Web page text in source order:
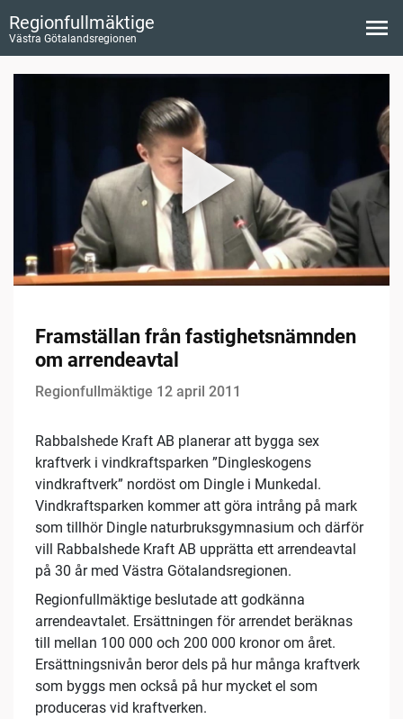
Regionfullmäktige
Västra Götalandsregionen
Framställan från fastighetsnämnden
om arrendeavtal
Regionfullmäktige 12 april 2011
Rabbalshede Kraft AB planerar att bygga sex
kraftverk i vindkraftsparken ”Dingleskogens
vindkraftverk” nordöst om Dingle i Munkedal.
Vindkraftsparken kommer att göra intrång på mark
som tillhör Dingle naturbruksgymnasium och därför
vill Rabbalshede Kraft AB upprätta ett arrendeavtal
på 30 år med Västra Götalandsregionen.
Regionfullmäktige beslutade att godkänna
arrendeavtalet. Ersättningen för arrendet beräknas
till mellan 100 000 och 200 000 kronor om året.
Ersättningsnivån beror dels på hur många kraftverk
som byggs men också på hur mycket el som
produceras vid kraftverken.